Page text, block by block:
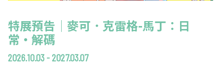
典藏3D手上Run
2021 TAKAO．台客．南方HUE：李俊賢
2021高雄獎
感動虎 高美特展
感動牛 高美特展
尋寶高雄 - 校園推廣教材
特展預告│麥可．克雷格-馬丁：日
常・解碼
2026.10.03 - 2027.03.07